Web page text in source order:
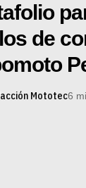
de
Mototec6